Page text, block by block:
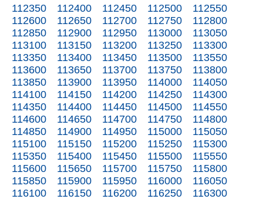
112350
112400 112450 112500
112550
112600
112650 112700 112750
112800
112850
112900 112950 113000
113050
113100
113150 113200 113250
113300
113350
113400 113450 113500
113550
113600
113650 113700 113750
113800
113850
113900 113950 114000
114050
114100
114150 114200 114250
114300
114350
114400 114450 114500
114550
114600
114650 114700 114750
114800
114850
114900 114950 115000
115050
115100
115150 115200 115250
115300
115350
115400 115450 115500
115550
115600
115650 115700 115750
115800
115850
115900 115950 116000
116050
116100
116150 116200 116250
116300